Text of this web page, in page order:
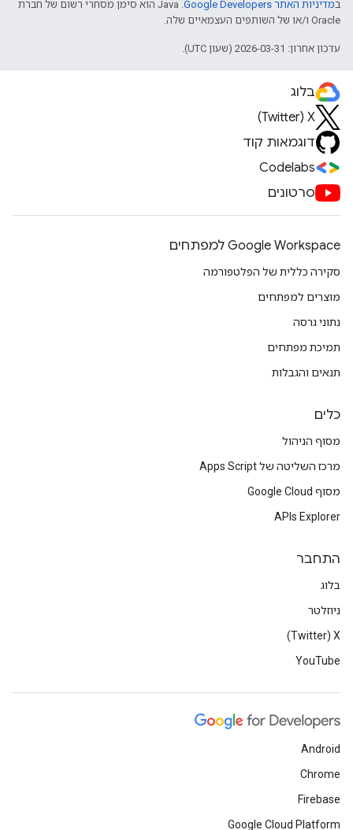
במדיניות האתר Google Developers‏
.‏ Java הוא סימן מסחרי רשום של חברת
Oracle ו/או של השותפים העצמאיים שלה.
עדכון אחרון: 2026-03-31 (שעון UTC).
בלוג
X‏ (Twitter)
דוגמאות קוד
Codelabs
סרטונים
Google Workspace למפתחים
סקירה כללית של הפלטפורמה
מוצרים למפתחים
נתוני גרסה
תמיכת מפתחים
תנאים והגבלות
כלים
מסוף הניהול
מרכז השליטה של Apps Script
מסוף Google Cloud
APIs Explorer
התחבר
בלוג
ניוזלטר
X‏ (Twitter)
YouTube
Android
Chrome
Firebase
Google Cloud Platform